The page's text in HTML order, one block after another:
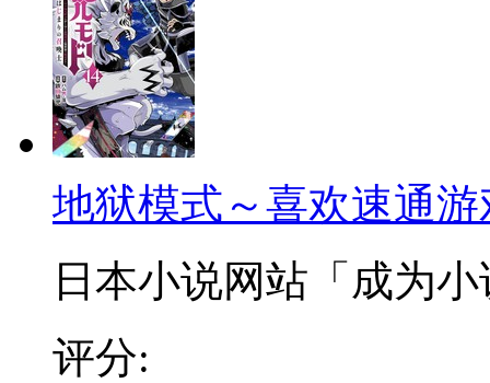
地狱模式～喜欢速通
日本小说网站「成为
评分: